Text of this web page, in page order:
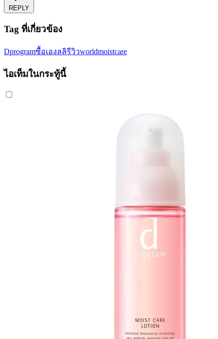
REPLY
Tag ที่เกี่ยวข้อง
Dprogramซื้อเองลลิรีวิวworldmoistcare
ไอเท็มในกระทู้นี้